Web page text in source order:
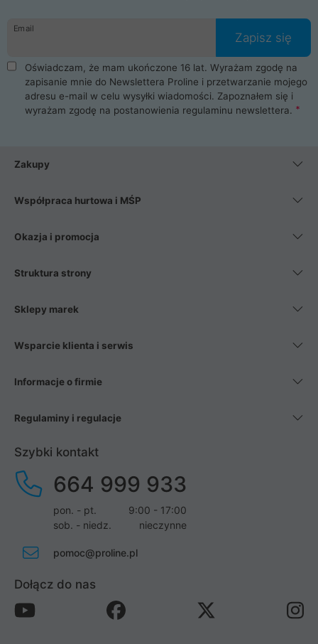
danych osobowych. Dlatego zakup notebooka albo laptopa w
ProLine to czysta przyjemność i pełne bezpieczeństwo.
Zaopatrzysz się u nas w akcesoria i części komputerowe
takie jak procesory, karty graficzne, płyty główne, pamięci,
dyski SSD, M.2 oraz HDD. Nasi pracownicy pomogą Ci wybrać
najlepszy zasilacz komputerowy oraz obudowę do komputera.
Poza komputerami mamy również najlepsze na rynku
Smartfony takich producentów jak Xiaomi, Apple, Samsung i
wentylatory. Na koniec mając już to wszystko, możesz
Email
Zapisz się
Oświadczam, że mam ukończone 16 lat. Wyrażam zgodę na
zapisanie mnie do Newslettera Proline i przetwarzanie mojego
adresu e-mail w celu wysyłki wiadomości. Zapoznałem się i
wyrażam zgodę na postanowienia regulaminu newslettera.
Zakupy
Współpraca hurtowa i MŚP
Okazja i promocja
Struktura strony
Sklepy marek
Wsparcie klienta i serwis
Informacje o firmie
Regulaminy i regulacje
Szybki kontakt
664 999 933
pon. - pt.
9:00 - 17:00
sob. - niedz.
nieczynne
pomoc@proline.pl
Dołącz do nas